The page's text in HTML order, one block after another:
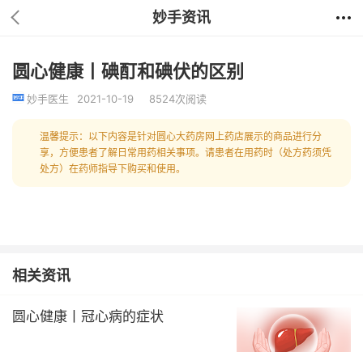
妙手资讯
圆心健康丨碘酊和碘伏的区别
妙手医生 2021-10-19 8524次阅读
温馨提示：以下内容是针对圆心大药房网上药店展示的商品进行分
享，方便患者了解日常用药相关事项。请患者在用药时（处方药须凭
处方）在药师指导下购买和使用。
相关资讯
圆心健康丨冠心病的症状